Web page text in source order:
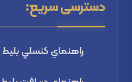
دسترسی سریع:
راهنماي كنسلي بليط